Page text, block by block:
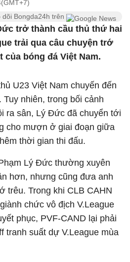
dõi Bongda24h trên
trở thành cầu thủ thứ hai
trải qua câu chuyện trớ
của bóng đá Việt Nam.
U23 Việt Nam chuyến đến
nhiên, trong bối cảnh
ra sân, Lý Đức đã chuyển tới
cho mượn ở giai đoạn giữa
thời gian thi đấu.
Lý Đức thường xuyên
hơn, nhưng cũng đưa anh
trêu. Trong khi CLB CAHN
chức vô địch V.League
phục, PVF-CAND lại phải
tranh suất dự V.League mùa